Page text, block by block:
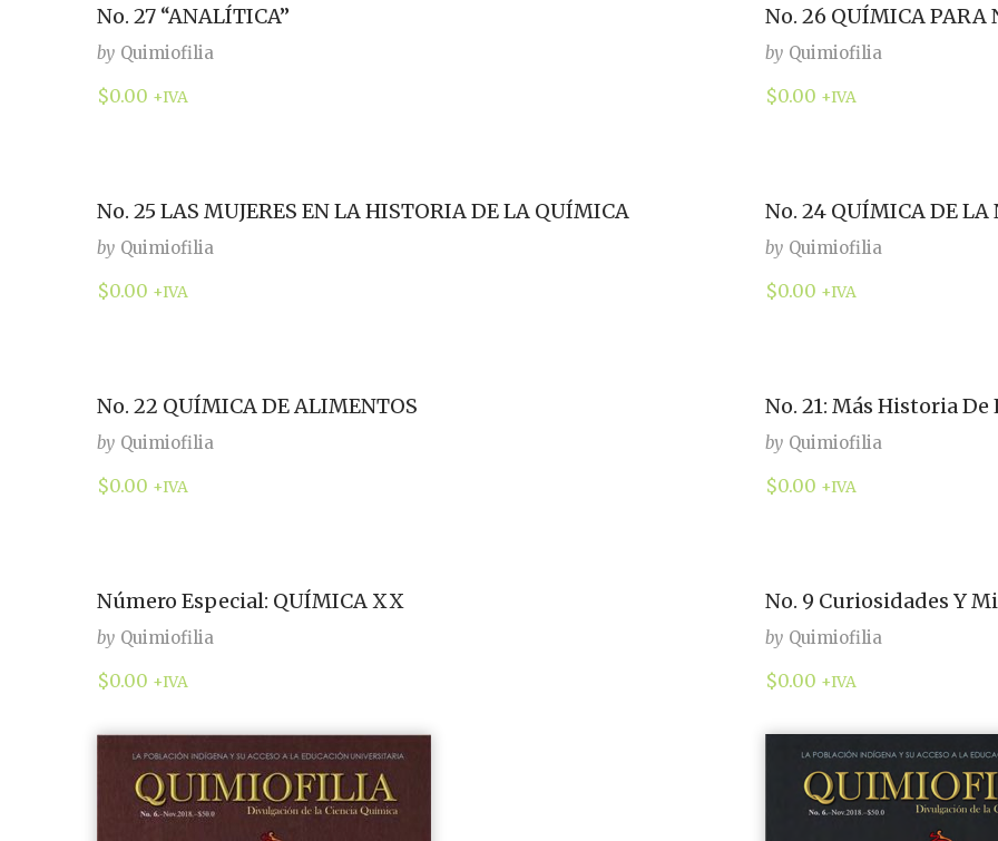
No. 27 “ANALÍTICA”
by Quimiofilia
$0.00 +IVA
No. 26 QUÍMICA PARA
by Quimiofilia
$0.00 +IVA
No. 25 LAS MUJERES EN LA HISTORIA DE LA QUÍMICA
by Quimiofilia
$0.00 +IVA
No. 24 QUÍMICA DE LA
by Quimiofilia
$0.00 +IVA
No. 22 QUÍMICA DE ALIMENTOS
by Quimiofilia
$0.00 +IVA
No. 21: Más Historia
by Quimiofilia
$0.00 +IVA
Número Especial: QUÍMICA XX
by Quimiofilia
$0.00 +IVA
No. 9 Curiosidades Y
by Quimiofilia
$0.00 +IVA